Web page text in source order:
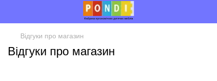
Відгуки про магазин
Відгуки про магазин